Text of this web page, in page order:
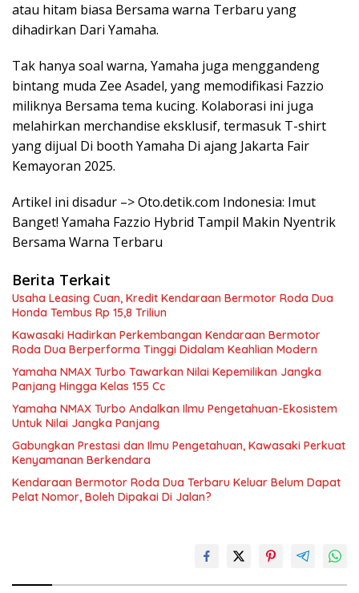
atau hitam biasa Bersama warna Terbaru yang
dihadirkan Dari Yamaha.
Tak hanya soal warna, Yamaha juga menggandeng
bintang muda Zee Asadel, yang memodifikasi Fazzio
miliknya Bersama tema kucing. Kolaborasi ini juga
melahirkan merchandise eksklusif, termasuk T-shirt
yang dijual Di booth Yamaha Di ajang Jakarta Fair
Kemayoran 2025.
Artikel ini disadur –> Oto.detik.com Indonesia: Imut
Banget! Yamaha Fazzio Hybrid Tampil Makin Nyentrik
Bersama Warna Terbaru
Berita Terkait
Usaha Leasing Cuan, Kredit Kendaraan Bermotor Roda Dua
Honda Tembus Rp 15,8 Triliun
Kawasaki Hadirkan Perkembangan Kendaraan Bermotor
Roda Dua Berperforma Tinggi Didalam Keahlian Modern
Yamaha NMAX Turbo Tawarkan Nilai Kepemilikan Jangka
Panjang Hingga Kelas 155 Cc
Yamaha NMAX Turbo Andalkan Ilmu Pengetahuan-Ekosistem
Untuk Nilai Jangka Panjang
Gabungkan Prestasi dan Ilmu Pengetahuan, Kawasaki Perkuat
Kenyamanan Berkendara
Kendaraan Bermotor Roda Dua Terbaru Keluar Belum Dapat
Pelat Nomor, Boleh Dipakai Di Jalan?